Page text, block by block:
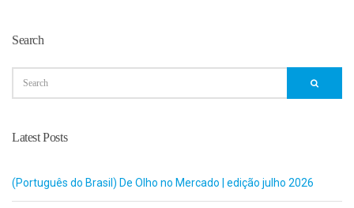
Search
Latest Posts
(Português do Brasil) De Olho no Mercado | edição julho 2026